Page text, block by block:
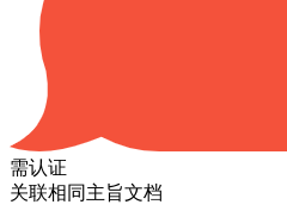
需认证
关联相同主旨文档